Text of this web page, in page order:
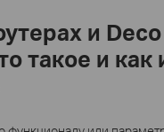
и
такое и как